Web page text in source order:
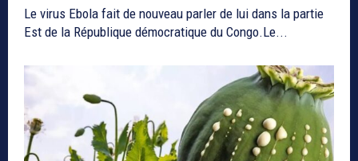
Le virus Ebola fait de nouveau parler de lui dans la partie
Est de la République démocratique du Congo.Le...